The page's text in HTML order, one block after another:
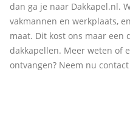
dan ga je naar Dakkapel.nl.
vakmannen en werkplaats,
maat. Dit kost ons maar een
dakkapellen. Meer weten of
ontvangen? Neem nu